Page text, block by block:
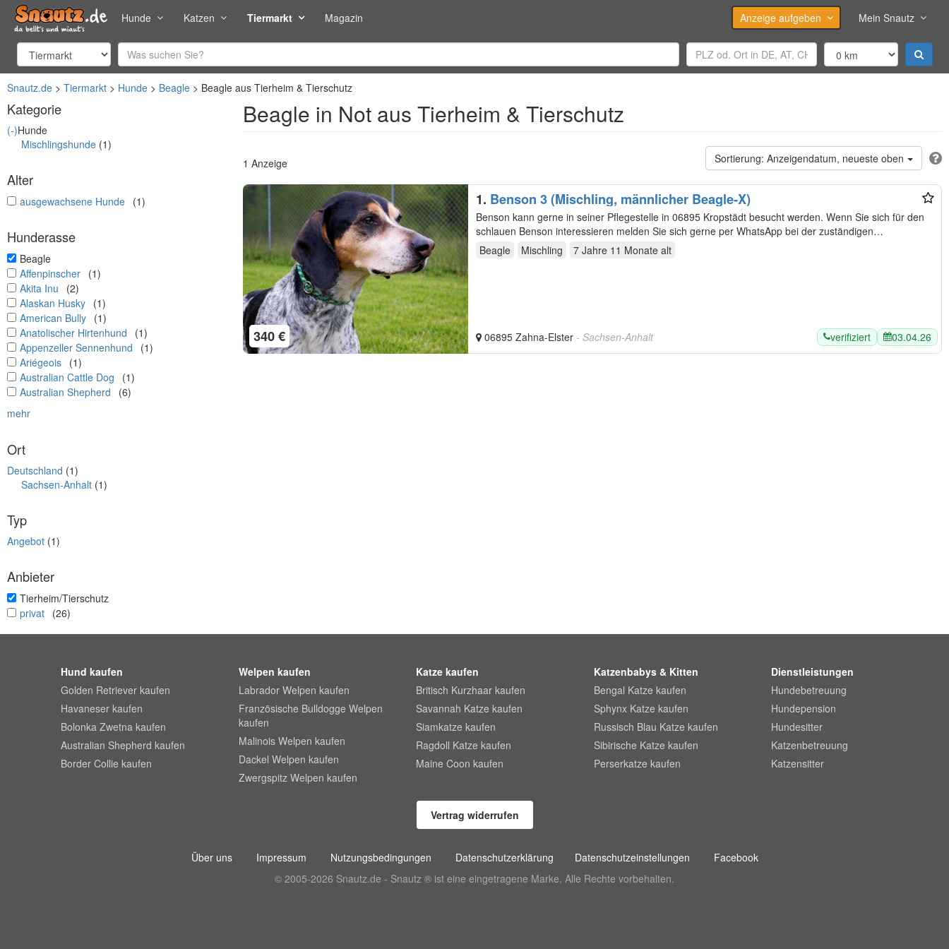
Hunde Katzen Tiermarkt Magazin Anzeige aufgeben Mein Snautz
Snautz.de Tiermarkt Hunde Beagle Beagle aus Tierheim & Tierschutz
Kategorie
(-)Hunde
Mischlingshunde (1)
Alter
undefined
ausgewachsene Hunde (1)
Hunderasse
undefined
Beagle
undefined
Affenpinscher (1)
undefined
Akita Inu
(2)
undefined
Alaskan Husky (1)
undefined
American Bully (1)
undefined
Anatolischer Hirtenhund
(1)
undefined
Appenzeller Sennenhund
(1)
undefined
Ariégeois (1)
undefined
Australian Cattle Dog
(1)
undefined
Australian Shepherd
(6)
mehr
Ort
Deutschland (1)
Sachsen-Anhalt (1)
Typ
Angebot (1)
Anbieter
undefined
Tierheim/Tierschutz
undefined
privat (26)
Beagle in Not aus Tierheim & Tierschutz
Anzeigendatum, neueste oben
1 Anzeige
1. Benson 3 (Mischling, männlicher Beagle-X)
340 €
Benson kann gerne in seiner Pflegestelle in 06895 Kropstädt besucht werden. Wenn Sie sich für den
schlauen Benson interessieren melden Sie sich gerne per WhatsApp bei der zuständigen
Vermittlerin…
Beagle Mischling 7 Jahre 11 Monate alt
06895 Zahna-Elster - Sachsen-Anhalt verifiziert 03.04.26
Hund kaufen
Golden Retriever kaufen
Havaneser kaufen
Bolonka Zwetna kaufen
Australian Shepherd kaufen
Border Collie kaufen
Welpen kaufen
Labrador Welpen kaufen
Französische Bulldogge Welpen
kaufen
Malinois Welpen kaufen
Dackel Welpen kaufen
Zwergspitz Welpen kaufen
Katze kaufen
Britisch Kurzhaar kaufen
Savannah Katze kaufen
Siamkatze kaufen
Ragdoll Katze kaufen
Maine Coon kaufen
Katzenbabys & Kitten
Bengal Katze kaufen
Sphynx Katze kaufen
Russisch Blau Katze kaufen
Sibirische Katze kaufen
Perserkatze kaufen
Dienstleistungen
Hundebetreuung
Hundepension
Hundesitter
Katzenbetreuung
Katzensitter
Vertrag widerrufen
Über uns Impressum Nutzungsbedingungen Datenschutzerklärung Datenschutzeinstellungen
Facebook
© 2005-2026 Snautz.de - Snautz ® ist eine eingetragene Marke. Alle Rechte vorbehalten.